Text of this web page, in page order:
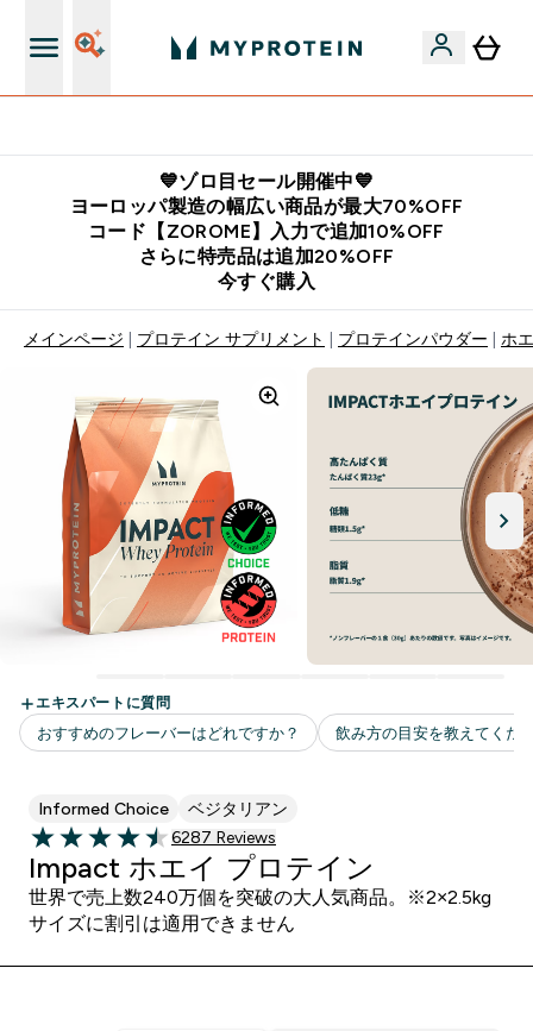
💙ゾロ目セール開催中💙
ヨーロッパ製造の幅広い商品が最大70%OFF
コード【ZOROME】入力で追加10%OFF
さらに特売品は追加20%OFF
今すぐ購入
メインページ プロテイン サプリメント プロテインパウダー ホ
Informed Choice ベジタリアン
4.48 out of 5 stars
6287 ＋件の口コミ
6287 Reviews
Impact ホエイ プロテイン
世界で売上数240万個を突破の大人気商品。※2×2.5kg
サイズに割引は適用できません